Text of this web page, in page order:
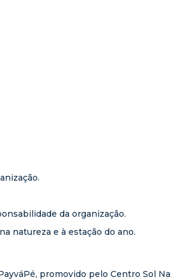
da organização.
natureza e à estação do ano.
promovido pelo Centro Sol